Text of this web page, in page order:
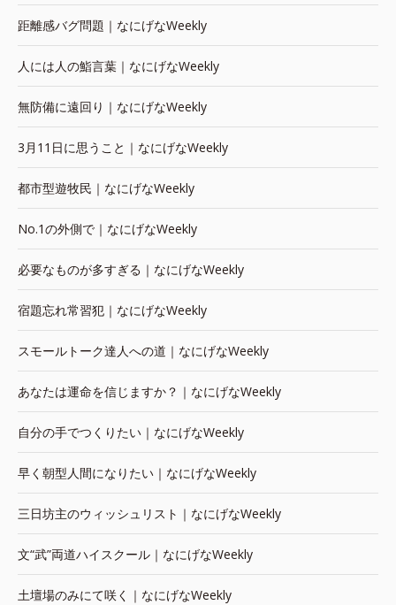
距離感バグ問題｜なにげなWeekly
人には人の鮨言葉｜なにげなWeekly
無防備に遠回り｜なにげなWeekly
3月11日に思うこと｜なにげなWeekly
都市型遊牧民｜なにげなWeekly
No.1の外側で｜なにげなWeekly
必要なものが多すぎる｜なにげなWeekly
宿題忘れ常習犯｜なにげなWeekly
スモールトーク達人への道｜なにげなWeekly
あなたは運命を信じますか？｜なにげなWeekly
自分の手でつくりたい｜なにげなWeekly
早く朝型人間になりたい｜なにげなWeekly
三日坊主のウィッシュリスト｜なにげなWeekly
文“武”両道ハイスクール｜なにげなWeekly
土壇場のみにて咲く｜なにげなWeekly